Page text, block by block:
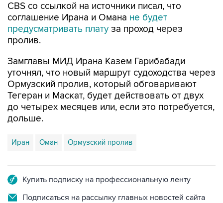
CBS со ссылкой на источники писал, что
соглашение Ирана и Омана не будет
предусматривать плату за проход через
пролив.
Замглавы МИД Ирана Казем Гарибабади
уточнял, что новый маршрут судоходства через
Ормузский пролив, который обговаривают
Тегеран и Маскат, будет действовать от двух
до четырех месяцев или, если это потребуется,
дольше.
Иран Оман Ормузский пролив
Купить подписку на профессиональную ленту
Подписаться на рассылку главных новостей сайта